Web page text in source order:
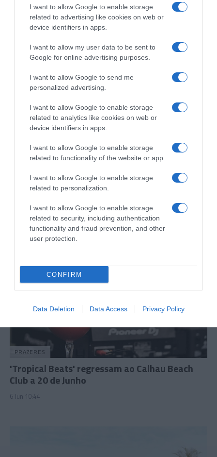
I want to allow Google to enable storage
related to advertising like cookies on web or
device identifiers in apps.
I want to allow my user data to be sent to
Google for online advertising purposes.
I want to allow Google to send me
personalized advertising.
I want to allow Google to enable storage
related to analytics like cookies on web or
device identifiers in apps.
I want to allow Google to enable storage
related to functionality of the website or app.
I want to allow Google to enable storage
related to personalization.
I want to allow Google to enable storage
related to security, including authentication
functionality and fraud prevention, and other
user protection.
CONFIRM
Data Deletion Data Access Privacy Policy
DJ Silvio Lopes traz o melhor do funk brasileiro
às Vespas
CTT e Federação Portuguesa de Futebol unem-
3 Jun 16:47
PRAZERES
'Tropical Beats' regressam ao Calhau Beach
Club a 20 de Junho
6 Jun 10:44